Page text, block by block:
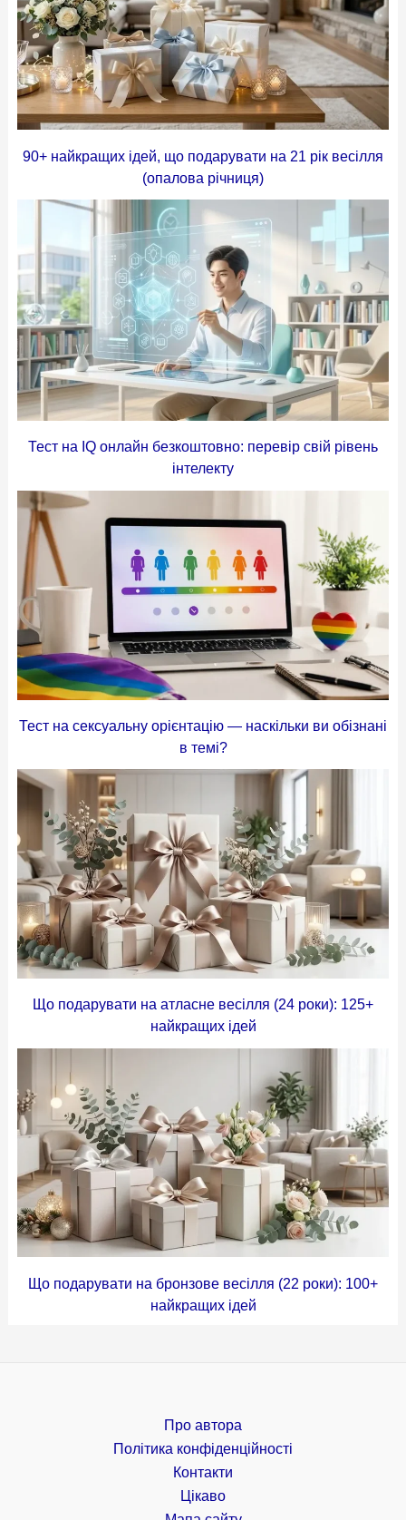
90+ найкращих ідей, що подарувати на 21 рік весілля
(опалова річниця)
Тест на IQ онлайн безкоштовно: перевір свій рівень
інтелекту
Тест на сексуальну орієнтацію — наскільки ви обізнані
в темі?
Що подарувати на атласне весілля (24 роки): 125+
найкращих ідей
Що подарувати на бронзове весілля (22 роки): 100+
найкращих ідей
Про автора
Політика конфіденційності
Контакти
Цікаво